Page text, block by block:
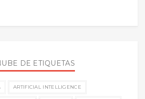
DE ETIQUETAS
ARTIFICIAL INTELLIGENCE